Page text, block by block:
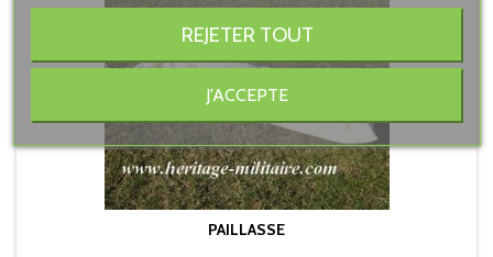
PAILLASSE
REJETER TOUT
J'ACCEPTE